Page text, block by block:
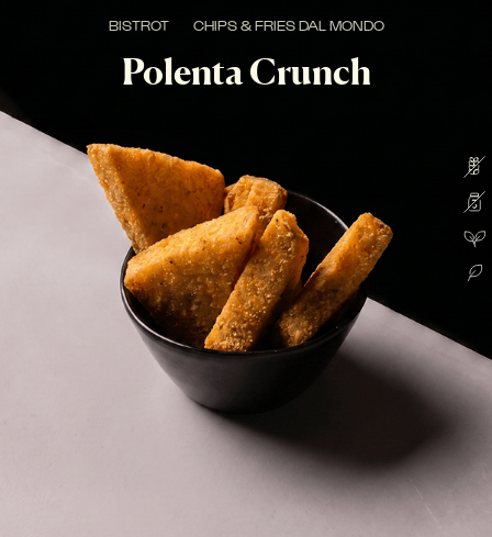
BISTROT CHIPS & FRIES DAL MONDO
Polenta Crunch
Croccanti e sfiziose triangoli di polenta, ideali per aperitivi e